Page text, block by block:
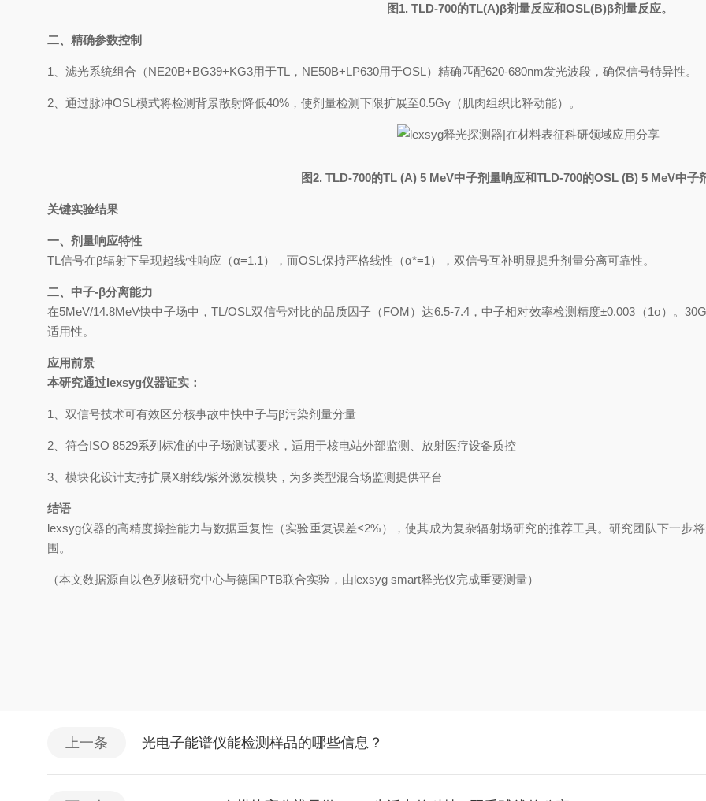
图1. TLD-700的TL(A)β剂量反应和OSL(B)β剂量反应。
二、精确参数控制
1 、滤光系统组合（NE20B+BG39+KG3用于TL ， NE50B+LP630用于OSL ）精确匹配620-680nm发光波段，确保信号特异性。
2 、通过脉冲OSL 模式将检测背景散射降低40% ，使剂量检测下限扩展至0.5Gy （肌肉组织比释动能）。
图2. TLD-700的TL (A) 5 MeV中子剂量响应和TLD-700的OSL (B) 5 MeV中子
关键实验结果
一、剂量响应特性
TL 信号在β辐射下呈现超线性响应（α=1.1 ），而OSL 保持严格线性（α*=1 ），双信号互补明显提升剂量分离可靠性。
二、中子-β分离能力
在5MeV/14.8MeV快中子场中，TL/OSL 双信号对比的品质因子（FOM）达6.5-7.4，中子相对效率检测精度±0.003 （1σ）。
适用性。
应用前景
本研究通过lexsyg仪器证实：
1 、双信号技术可有效区分核事故中快中子与β污染剂量分量
2 、符合ISO 8529系列标准的中子场测试要求，适用于核电站外部监测、放射医疗设备质控
3 、模块化设计支持扩展X射线/紫外激发模块，为多类型混合场监测提供平台
结语
lexsyg仪器的高精度操控能力与数据重复性（实验重复误差<2%），使其成为复杂辐射场研究的推荐工具。研究团队下一步
围。
（本文数据源自以色列核研究中心与德国PTB联合实验，由lexsyg smart释光仪完成重要测量）
上一条 光电子能谱仪能检测样品的哪些信息？